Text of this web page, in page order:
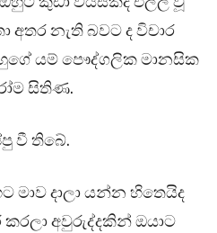
අතර නැති බවට ද විචාර
යම් පෞද්ගලික මානසික
සිතිණ.
වී තිබේ.
මාව දාලා යන්න හිතෙයිද
කරලා අවුරුද්දකින් ඔයාට